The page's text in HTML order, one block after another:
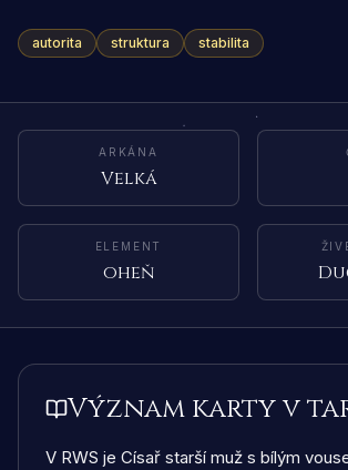
autorita struktura stabilita
ARKÁNA
Velká
ELEMENT
oheň
Význam karty v
V RWS je Císař starší muž s bílým